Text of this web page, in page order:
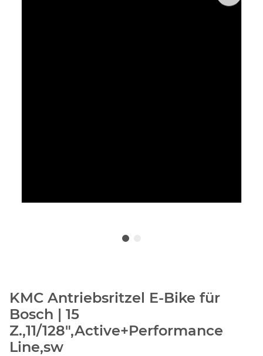
KMC Antriebsritzel E-Bike für
Bosch | 15
Z.,11/128",Active+Performance
Line,sw